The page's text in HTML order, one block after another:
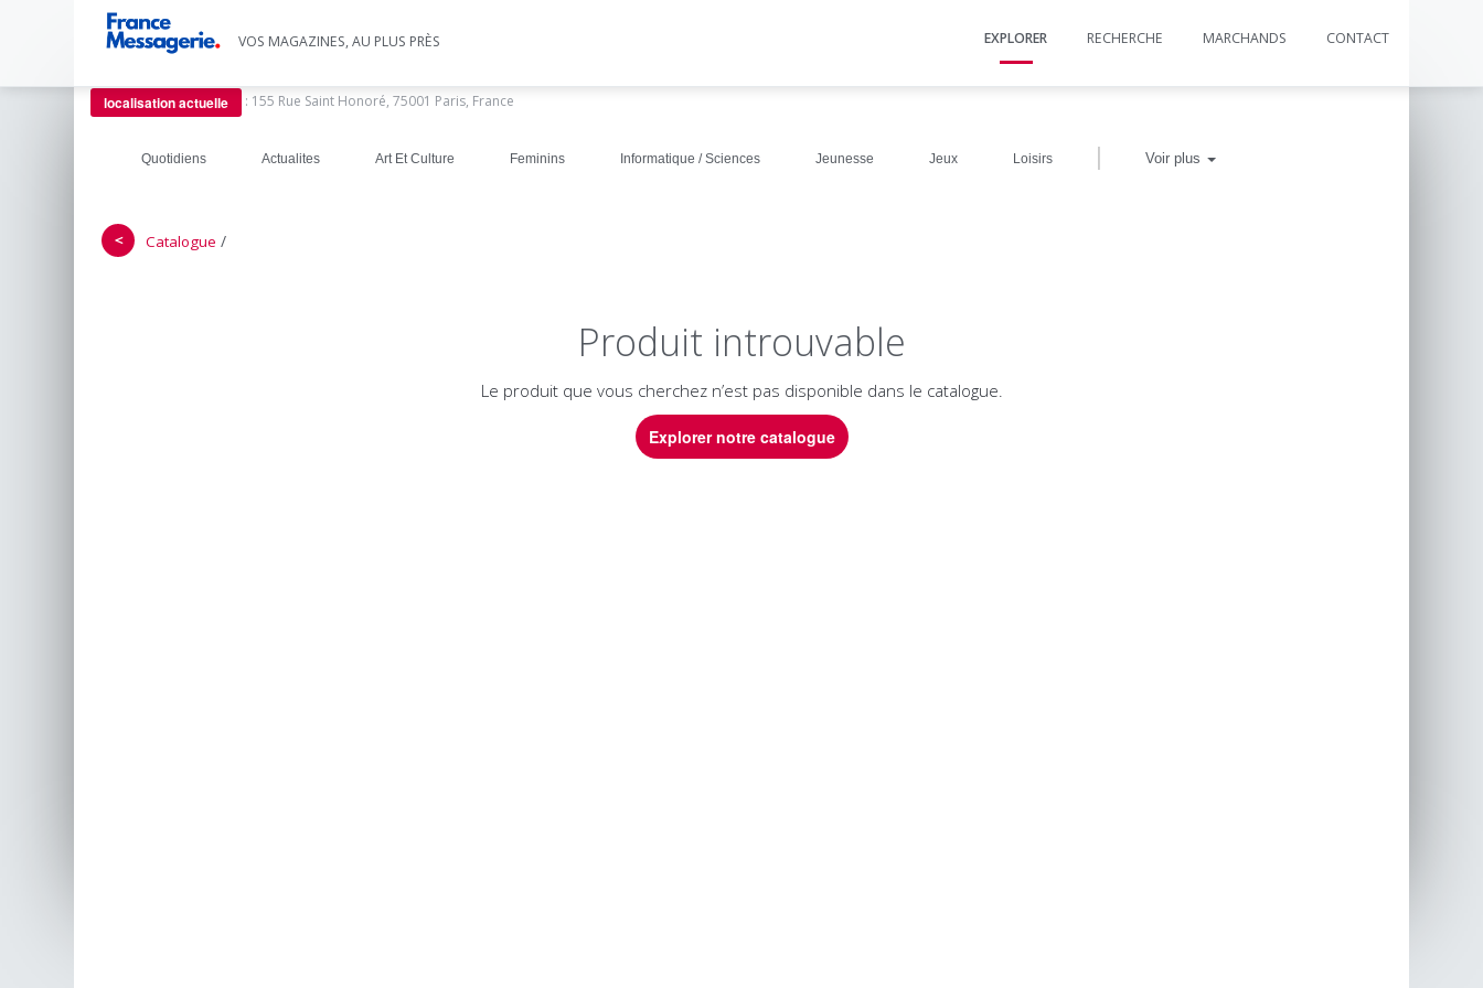
VOS MAGAZINES, AU PLUS PRÈS EXPLORER RECHERCHE MARCHANDS CONTACT
localisation actuelle : 155 Rue Saint Honoré, 75001 Paris, France
Quotidiens Actualites Art Et Culture Feminins Informatique / Sciences Jeunesse Jeux Loisirs | Voir plus
＜ Catalogue /
Produit introuvable
Le produit que vous cherchez n’est pas disponible dans le catalogue.
Explorer notre catalogue